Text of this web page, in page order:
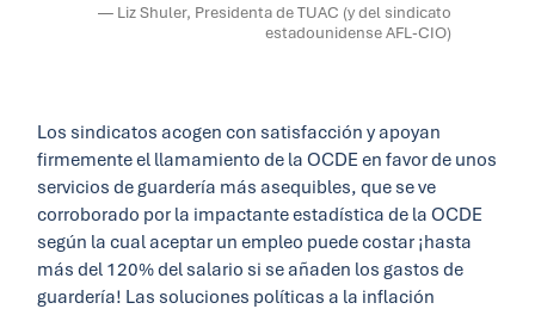
— Liz Shuler, Presidenta de TUAC (y del sindicato
estadounidense AFL-CIO)
Los sindicatos acogen con satisfacción y apoyan
firmemente el llamamiento de la OCDE en favor de unos
servicios de guardería más asequibles, que se ve
corroborado por la impactante estadística de la OCDE
según la cual aceptar un empleo puede costar ¡hasta
más del 120% del salario si se añaden los gastos de
guardería! Las soluciones políticas a la inflación